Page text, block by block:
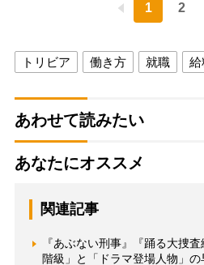
1 2
トリビア 働き方 就職 給
あわせて読みたい
あなたにオススメ
関連記事
『あぶない刑事』『踊る大捜
階級」と「ドラマ登場人物」の